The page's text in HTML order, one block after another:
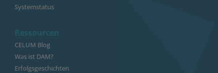
Systemstatus
Ressourcen
CELUM Blog
Was ist DAM?
Erfolgsgeschichten